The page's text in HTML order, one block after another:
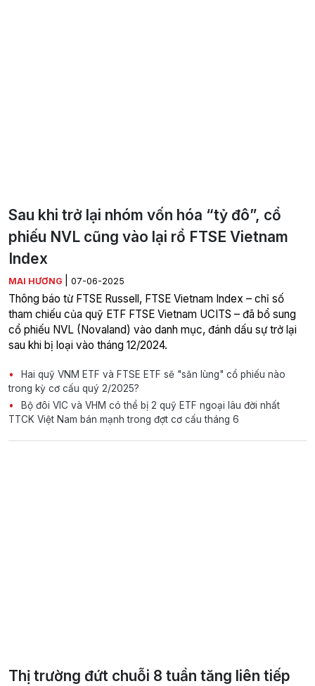
Sau khi trở lại nhóm vốn hóa “tỷ đô”, cổ
phiếu NVL cũng vào lại rổ FTSE Vietnam
Index
MAI HƯƠNG 07-06-2025
Thông báo từ FTSE Russell, FTSE Vietnam Index – chỉ số
tham chiếu của quỹ ETF FTSE Vietnam UCITS – đã bổ sung
cổ phiếu NVL (Novaland) vào danh mục, đánh dấu sự trở lại
sau khi bị loại vào tháng 12/2024.
Hai quỹ VNM ETF và FTSE ETF sẽ "săn lùng" cổ phiếu nào
trong kỳ cơ cấu quý 2/2025?
Bộ đôi VIC và VHM có thể bị 2 quỹ ETF ngoại lâu đời nhất
TTCK Việt Nam bán mạnh trong đợt cơ cấu tháng 6
Thị trường đứt chuỗi 8 tuần tăng liên tiếp